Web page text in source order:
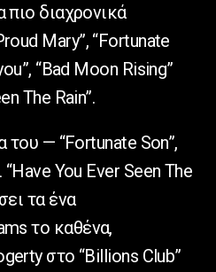
διαχρονικά
Mary”, “Fortunate
“Bad Moon Rising”
The Rain”.
του — “Fortunate Son”,
You Ever Seen The
τα ένα
το καθένα,
στο “Billions Club”